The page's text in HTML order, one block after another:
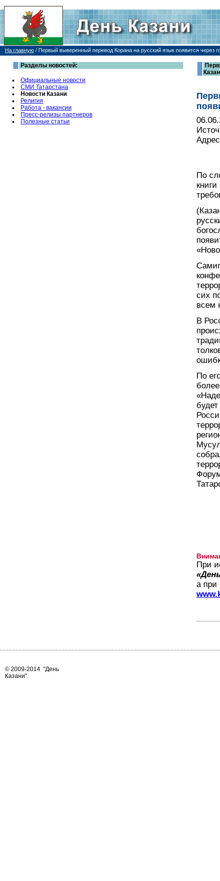
На главную / Первый выверенный перевод Корана на русский язык появится через
Разделы новостей:
Официальные новости
СМИ Татарстана
Новости Казани
Религия
Работа - вакансии
Пресс-релизы партнеров
Полезные статьи
По
сих
всем
В
По
При
а при
© 2009-2014 "День
Казани".